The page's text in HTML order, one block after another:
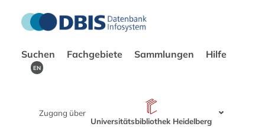
Suchen Fachgebiete Sammlungen Hilfe
EN
Zugang über
Universitätsbibliothek Heidelberg